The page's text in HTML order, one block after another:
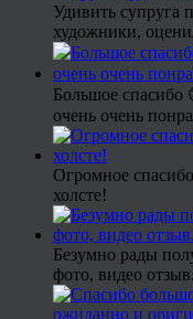
Удивить супруга
художники,
Большое спасибо
очень очень
Огромное
холсте!
Безумно рады
фото, видео отзыв.